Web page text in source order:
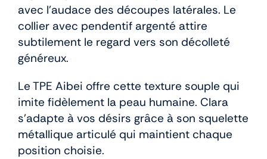
avec l’audace des découpes latérales. Le
collier avec pendentif argenté attire
subtilement le regard vers son décolleté
généreux.
Le TPE Aibei offre cette texture souple qui
imite fidèlement la peau humaine. Clara
s’adapte à vos désirs grâce à son squelette
métallique articulé qui maintient chaque
position choisie.